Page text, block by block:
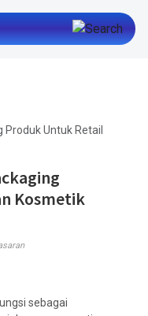
Produk Untuk Retail
Kosmetik
sebagai